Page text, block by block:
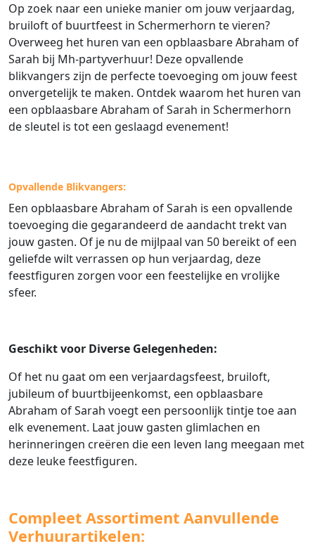
Op zoek naar een unieke manier om jouw verjaardag,
bruiloft of buurtfeest in Schermerhorn te vieren?
Overweeg het huren van een opblaasbare Abraham of
Sarah bij Mh-partyverhuur! Deze opvallende
blikvangers zijn de perfecte toevoeging om jouw feest
onvergetelijk te maken. Ontdek waarom het huren van
een opblaasbare Abraham of Sarah in Schermerhorn
de sleutel is tot een geslaagd evenement!
Opvallende Blikvangers:
Een opblaasbare Abraham of Sarah is een opvallende
toevoeging die gegarandeerd de aandacht trekt van
jouw gasten. Of je nu de mijlpaal van 50 bereikt of een
geliefde wilt verrassen op hun verjaardag, deze
feestfiguren zorgen voor een feestelijke en vrolijke
sfeer.
Geschikt voor Diverse Gelegenheden:
Of het nu gaat om een verjaardagsfeest, bruiloft,
jubileum of buurtbijeenkomst, een opblaasbare
Abraham of Sarah voegt een persoonlijk tintje toe aan
elk evenement. Laat jouw gasten glimlachen en
herinneringen creëren die een leven lang meegaan met
deze leuke feestfiguren.
Compleet Assortiment Aanvullende
Verhuurartikelen: